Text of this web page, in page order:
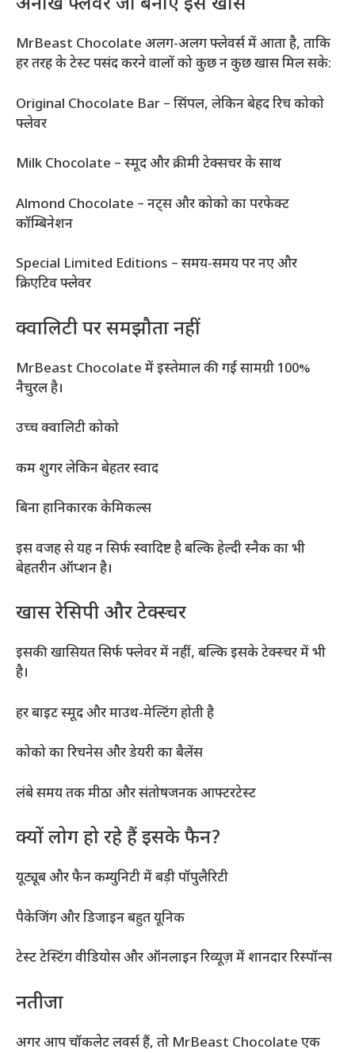
MrBeast Chocolate अलग-अलग फ्लेवर्स में आता है, ताकि
हर तरह के टेस्ट पसंद करने वालों को कुछ न कुछ खास मिल सके:
Original Chocolate Bar – सिंपल, लेकिन बेहद रिच कोको
फ्लेवर
Milk Chocolate – स्मूद और क्रीमी टेक्सचर के साथ
Almond Chocolate – नट्स और कोको का परफेक्ट
कॉम्बिनेशन
Special Limited Editions – समय-समय पर नए और
क्रिएटिव फ्लेवर
क्वालिटी पर समझौता नहीं
MrBeast Chocolate में इस्तेमाल की गई सामग्री 100%
नैचुरल है।
उच्च क्वालिटी कोको
कम शुगर लेकिन बेहतर स्वाद
बिना हानिकारक केमिकल्स
इस वजह से यह न सिर्फ स्वादिष्ट है बल्कि हेल्दी स्नैक का भी
बेहतरीन ऑप्शन है।
खास रेसिपी और टेक्स्चर
इसकी खासियत सिर्फ फ्लेवर में नहीं, बल्कि इसके टेक्स्चर में भी
है।
हर बाइट स्मूद और माउथ-मेल्टिंग होती है
कोको का रिचनेस और डेयरी का बैलेंस
लंबे समय तक मीठा और संतोषजनक आफ्टरटेस्ट
क्यों लोग हो रहे हैं इसके फैन?
यूट्यूब और फैन कम्युनिटी में बड़ी पॉपुलैरिटी
पैकेजिंग और डिजाइन बहुत यूनिक
टेस्ट टेस्टिंग वीडियोस और ऑनलाइन रिव्यूज़ में शानदार रिस्पॉन्स
नतीजा
अगर आप चॉकलेट लवर्स हैं, तो MrBeast Chocolate एक